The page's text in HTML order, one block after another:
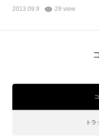
2013.09.9 29 view
トラ